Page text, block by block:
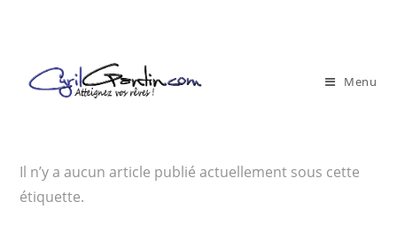
Menu
Il n’y a aucun article publié actuellement sous cette
étiquette.